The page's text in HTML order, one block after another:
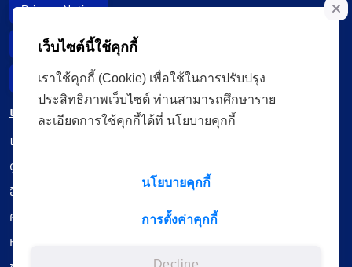
Privacy Notice
Data Subject Right
Incident Report
เมนู
เรียนออนไลน์
ดูถ่ายทอดสด
สื่อการเรียนรู้
ค้นรายการหนังสือ
หนังสืออิเล็กทรอนิกส์
เว็บไซต์นี้ใช้คุกกี้
เราใช้คุกกี้ (Cookie) เพื่อใช้ในการปรับปรุง
ประสิทธิภาพเว็บไซต์ ท่านสามารถศึกษาราย
ละเอียดการใช้คุกกี้ได้ที่ นโยบายคุกกี้
นโยบายคุกกี้
การตั้งค่าคุกกี้
Decline